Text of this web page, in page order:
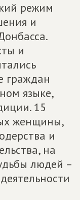
режим
и
и
граждан
языке,
15
женщины,
и
на
людей –